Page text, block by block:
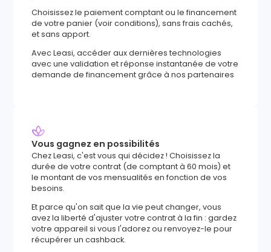
Choisissez le paiement comptant ou le financement
de votre panier (voir conditions), sans frais cachés,
et sans apport.
Avec Leasi, accéder aux dernières technologies
avec une validation et réponse instantanée de votre
demande de financement grâce à nos partenaires
Vous gagnez en possibilités
Chez Leasi, c'est vous qui décidez ! Choisissez la
durée de votre contrat (de comptant à 60 mois) et
le montant de vos mensualités en fonction de vos
besoins.
Et parce qu'on sait que la vie peut changer, vous
avez la liberté d'ajuster votre contrat à la fin : gardez
votre appareil si vous l'adorez ou renvoyez-le pour
récupérer un cashback.